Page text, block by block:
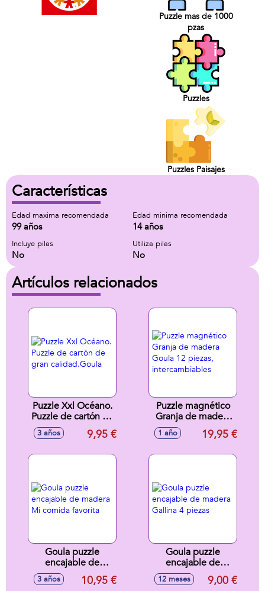
Puzzle mas de 1000
pzas
Puzzles
Puzzles Paisajes
Características
Edad maxima recomendada
99 años
Edad minima recomendada
14 años
Incluye pilas
No
Utiliza pilas
No
Artículos relacionados
Puzzle Xxl Océano.
Puzzle de cartón de
gran calidad.Goula
3 años 9,95 €
Puzzle magnético
Granja de madera
Goula 12 piezas,
intercambiables
1 año 19,95 €
Goula puzzle
encajable de
madera Mi comida
favorita
3 años 10,95 €
Goula puzzle
encajable de
madera Gallina 4
piezas
12 meses 9,00 €